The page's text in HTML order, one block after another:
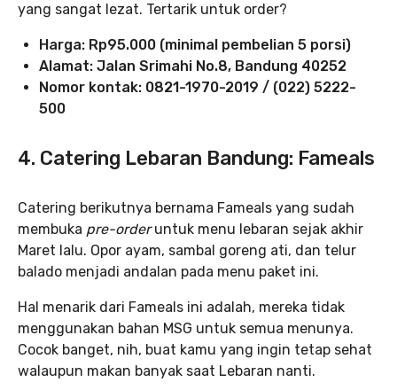
yang sangat lezat. Tertarik untuk order?
Harga: Rp95.000 (minimal pembelian 5 porsi)
Alamat: Jalan Srimahi No.8, Bandung 40252
Nomor kontak: 0821-1970-2019 / (022) 5222-
500
4. Catering Lebaran Bandung: Fameals
Catering berikutnya bernama Fameals yang sudah
membuka pre-orderuntuk menu lebaran sejak akhir
Maret lalu. Opor ayam, sambal goreng ati, dan telur
balado menjadi andalan pada menu paket ini.
Hal menarik dari Fameals ini adalah, mereka tidak
menggunakan bahan MSG untuk semua menunya.
Cocok banget, nih, buat kamu yang ingin tetap sehat
walaupun makan banyak saat Lebaran nanti.